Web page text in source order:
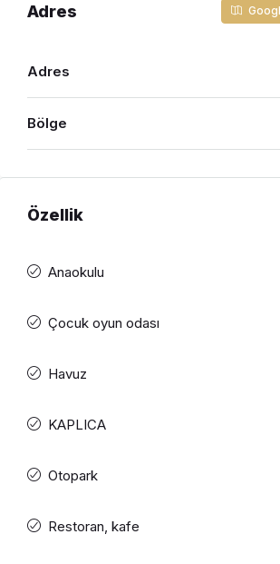
Adres
Adres
Bölge
Özellik
Anaokulu
Çocuk oyun odası
Havuz
KAPLICA
Otopark
Restoran, kafe